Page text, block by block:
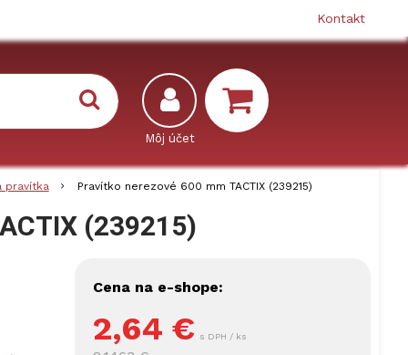
Kontakt
pravítka Pravítko nerezové 600 mm TACTIX (239215)
(239215)
Cena na e-shope:
2,64 € s DPH / ks